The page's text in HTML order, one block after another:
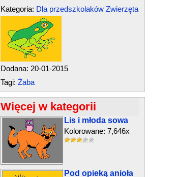
Kategoria: Dla przedszkolaków Zwierzęta
Dodana: 20-01-2015
Tagi: Żaba
Więcej w kategorii
Lis i młoda sowa
Kolorowane: 7,646x
Pod opieką anioła